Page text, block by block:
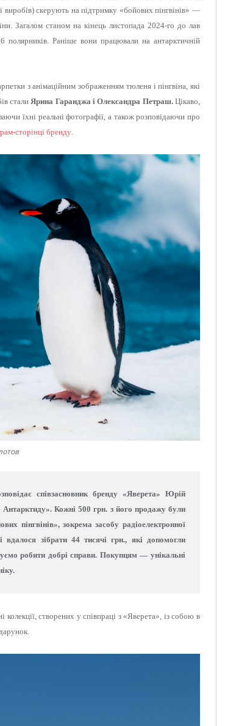
виробів) скерують на підтримку «бойових пінгвінів» —
Загалом станом на кінець листопада 2024-го до лав
полярників. Раніше вони працювали на антарктичній
з анімаційним зображенням тюленя і пінгвіна, які
стали Ярина Гаранджа і Олександра Петраш.Цікаво,
їхні реальні фотографії, а також розповідаючи про
сторінці бренду
співзасновник бренду «Яверета» Юрій
Кожні 500 грн. з його продажу були
пінгвінів», зокрема засобу радіоелектронної
зібрати 44 тисячі грн., які допомогли
робити добрі справи. Покупцям — унікальні
колекції, створених у співпраці з «Яверета», із собою в